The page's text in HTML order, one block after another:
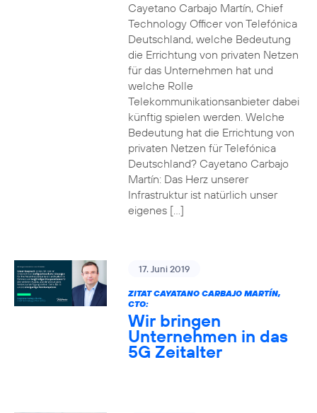
Cayetano Carbajo Martín, Chief
Technology Officer von Telefónica
Deutschland, welche Bedeutung
die Errichtung von privaten Netzen
für das Unternehmen hat und
welche Rolle
Telekommunikationsanbieter dabei
künftig spielen werden. Welche
Bedeutung hat die Errichtung von
privaten Netzen für Telefónica
Deutschland? Cayetano Carbajo
Martín: Das Herz unserer
Infrastruktur ist natürlich unser
eigenes […]
17. Juni 2019
ZITAT CAYATANO CARBAJO MARTÍN,
CTO:
Wir bringen
Unternehmen in das
5G Zeitalter